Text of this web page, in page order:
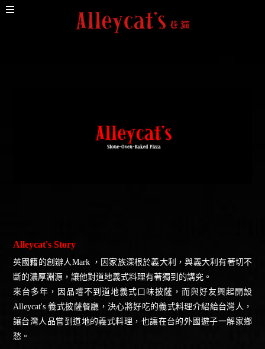
Alleycat's Story
英國籍的創辦人Mark ，因家族深根於義大利，與義大利有著切不
斷的濃厚淵源，讓他對道地義式料理有著獨到的講究。
來台多年，因品嚐不到道地義式口味披薩，而與好友興起開設
Alleycat's 義式披薩餐廳，決心將好吃的義式料理介紹給台灣人，
讓台灣人品嘗到道地的義式料理，也讓在台的外國遊子一解家鄉
愁。